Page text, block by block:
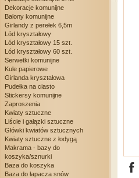
Dekoracje komunijne
Balony komunijne
Girlandy z perełek 6,5m
Lód kryształowy
Lód kryształowy 15 szt.
Lód kryształowy 60 szt.
Serwetki komunijne
Kule papierowe
Girlanda kryształowa
Pudełka na ciasto
Stickersy komunijne
Zaproszenia
Kwiaty sztuczne
Liście i gałązki sztuczne
Główki kwiatów sztucznych
Kwiaty sztuczne z łodygą
Makrama - bazy do
koszyka/sznurki
Baza do koszyka
Baza do łapacza snów